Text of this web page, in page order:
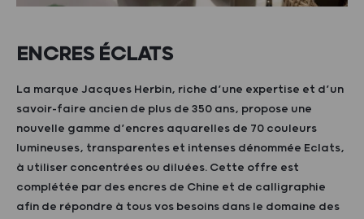
ENCRES ÉCLATS
La marque Jacques Herbin, riche d’une expertise et d’un
savoir-faire ancien de plus de 350 ans, propose une
nouvelle gamme d’encres aquarelles de 70 couleurs
lumineuses, transparentes et intenses dénommée Eclats,
à utiliser concentrées ou diluées. Cette offre est
complétée par des encres de Chine et de calligraphie
afin de répondre à tous vos besoins dans le domaine des